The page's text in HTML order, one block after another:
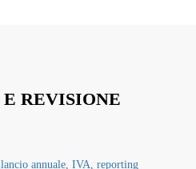
REVISIONE
annuale, IVA, reporting